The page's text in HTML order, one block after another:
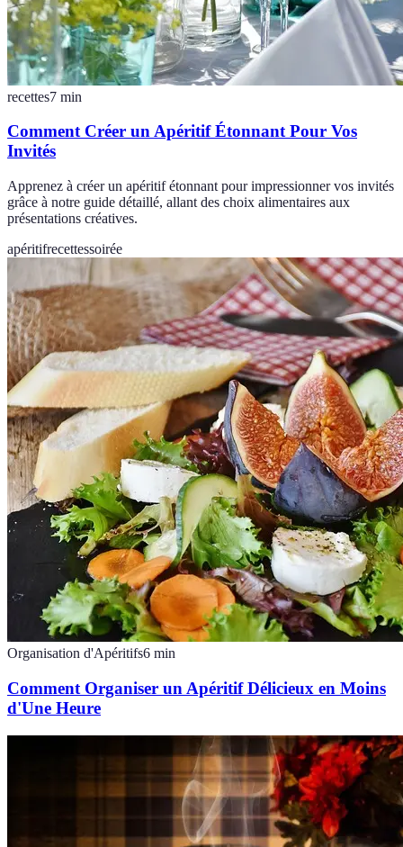
recettes7 min
Comment Créer un Apéritif Étonnant Pour Vos
Invités
Apprenez à créer un apéritif étonnant pour impressionner vos invités
grâce à notre guide détaillé, allant des choix alimentaires aux
présentations créatives.
apéritifrecettessoirée
Organisation d'Apéritifs6 min
Comment Organiser un Apéritif Délicieux en Moins
d'Une Heure